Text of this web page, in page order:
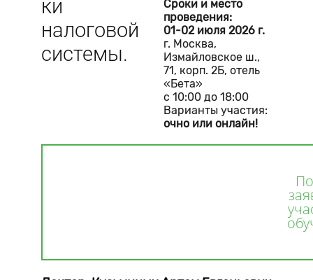
ки
налоговой
системы.
Сроки и место
проведения:
01-02 июля 2026 г.
г. Москва,
Измайловское ш.,
71, корп. 2Б, отель
«Бета»
с 10:00 до 18:00
Варианты участия:
очно или онлайн!